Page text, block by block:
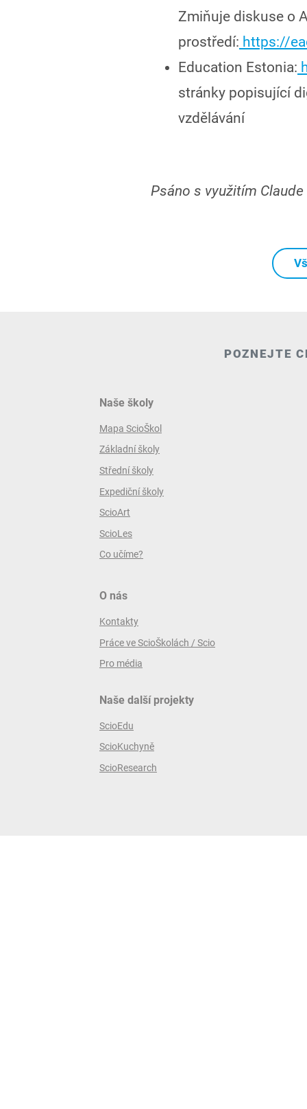
Zmiňuje diskuse o
prostředí: https://
Education Estonia:
stránky popisující
vzdělávání
Psáno s využitím
POZNEJTE
Naše školy
Mapa ScioŠkol
Základní školy
Střední školy
Expediční školy
ScioArt
ScioLes
Co učíme?
O nás
Kontakty
Práce ve ScioŠkolách / Scio
Pro média
Naše další projekty
ScioEdu
ScioKuchyně
ScioResearch